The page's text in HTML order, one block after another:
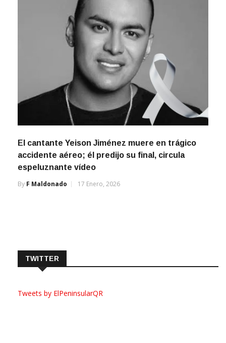
El cantante Yeison Jiménez muere en trágico
accidente aéreo; él predijo su final, circula
espeluznante vídeo
By F Maldonado 17 Enero, 2026
TWITTER
Tweets by ElPeninsularQR